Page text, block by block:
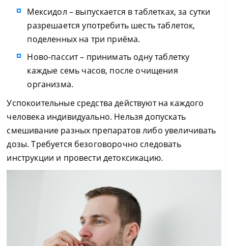
Мексидол – выпускается в таблетках, за сутки
разрешается употребить шесть таблеток,
поделенных на три приёма.
Ново-пассит – принимать одну таблетку
каждые семь часов, после очищения
организма.
Успокоительные средства действуют на каждого
человека индивидуально. Нельзя допускать
смешивание разных препаратов либо увеличивать
дозы. Требуется безоговорочно следовать
инструкции и провести детоксикацию.